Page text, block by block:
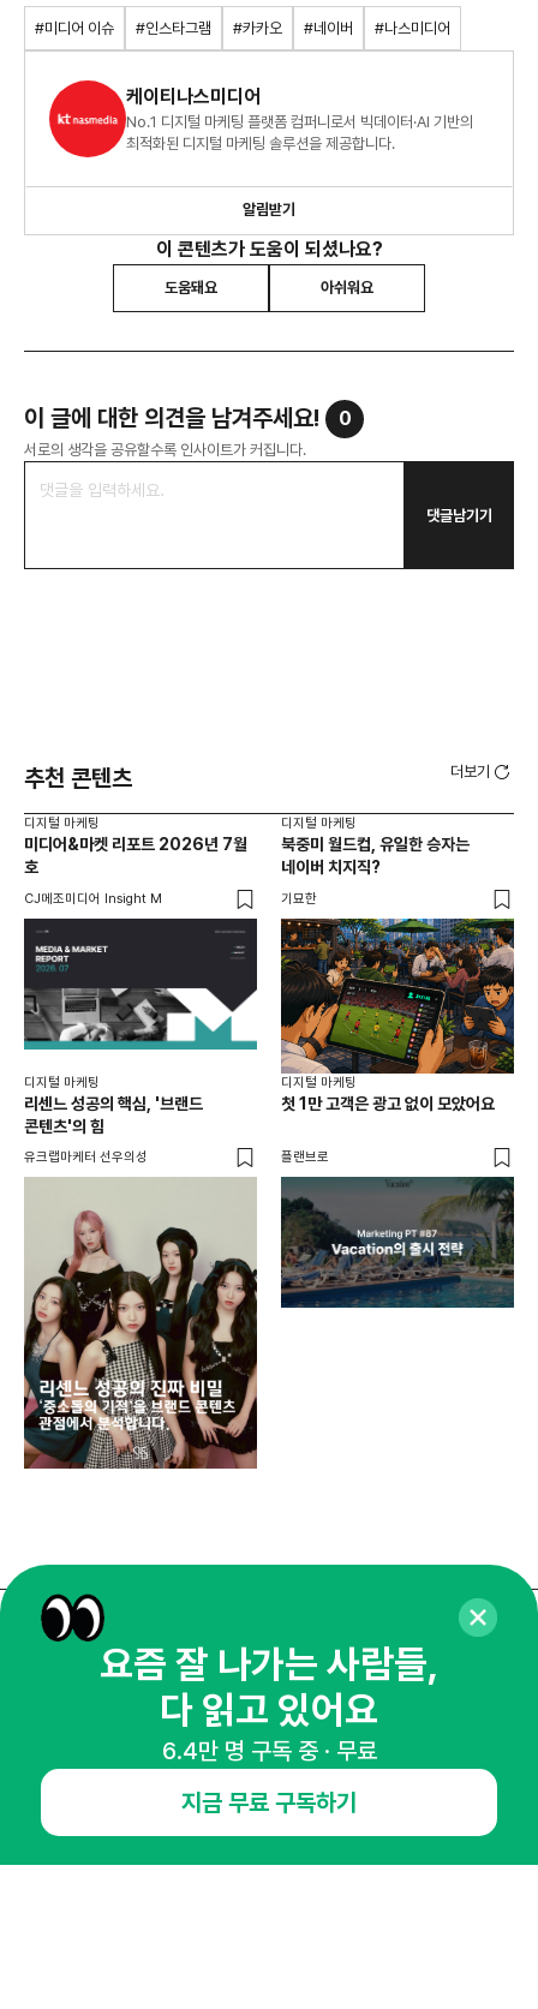
#미디어 이슈 #인스타그램 #카카오 #네이버 #나스미디어
케이티나스미디어
No.1 디지털 마케팅 플랫폼 컴퍼니로서 빅데이터·AI 기반의
최적화된 디지털 마케팅 솔루션을 제공합니다.
알림받기
이 콘텐츠가 도움이 되셨나요?
도움돼요 아쉬워요
이 글에 대한 의견을 남겨주세요! 0
서로의 생각을 공유할수록 인사이트가 커집니다.
댓글남기기
추천 콘텐츠 더보기
디지털 마케팅
미디어&마켓 리포트 2026년 7월
호
CJ메조미디어 Insight M
디지털 마케팅
북중미 월드컵, 유일한 승자는
네이버 치지직?
기묘한
디지털 마케팅
리센느 성공의 핵심, '브랜드
콘텐츠'의 힘
유크랩마케터 선우의성
디지털 마케팅
첫 1만 고객은 광고 없이 모았어요
플랜브로
매주 화요일 아침,
마케팅 감각을 깨워 드릴게요!
65,043명의 마케터를 성장시키는 뉴스레터
요즘 잘 나가는 사람들,
다 읽고 있어요
6.4만 명 구독 중 · 무료
지금 무료 구독하기